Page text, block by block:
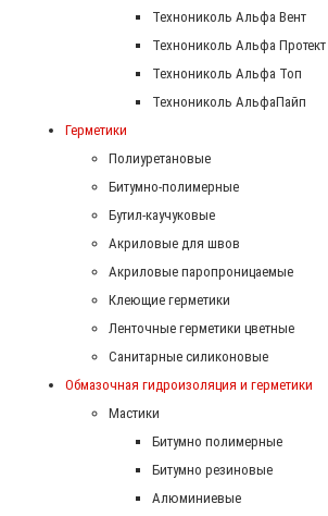
Технониколь Альфа Вент
Технониколь Альфа Протект
Технониколь Альфа Топ
Технониколь АльфаПайп
Герметики
Полиуретановые
Битумно-полимерные
Бутил-каучуковые
Акриловые для швов
Акриловые паропроницаемые
Клеющие герметики
Ленточные герметики цветные
Санитарные силиконовые
Обмазочная гидроизоляция и герметики
Мастики
Битумно полимерные
Битумно резиновые
Алюминиевые